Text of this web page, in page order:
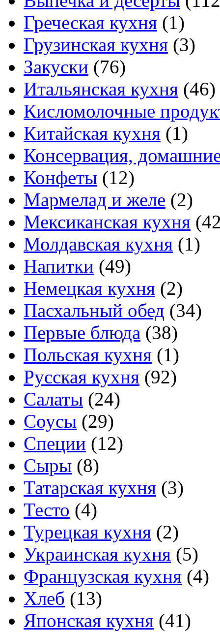
Греческая кухня (1)
Грузинская кухня (3)
Закуски (76)
Итальянская кухня (46)
Кисломолочные
Китайская кухня (1)
Консервация,
Конфеты (12)
Мармелад и желе (2)
Мексиканская кухня
Молдавская кухня (1)
Напитки (49)
Немецкая кухня (2)
Пасхальный обед (34)
Первые блюда (38)
Польская кухня (1)
Русская кухня (92)
Салаты (24)
Соусы (29)
Специи (12)
Сыры (8)
Татарская кухня (3)
Тесто (4)
Турецкая кухня (2)
Украинская кухня (5)
Французская кухня (4)
Хлеб (13)
Японская кухня (41)